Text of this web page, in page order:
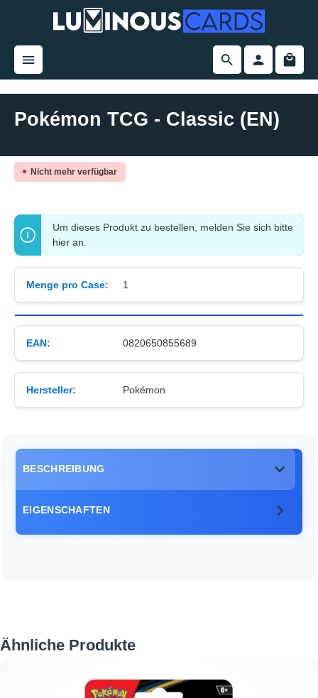
springen
Pokémon TCG - Classic (EN)
Bildergalerie überspringen
Nicht mehr verfügbar
Um dieses Produkt zu bestellen, melden Sie sich bitte
hier an.
Menge pro Case: 1
EAN: 0820650855689
Hersteller: Pokémon
BESCHREIBUNG
EIGENSCHAFTEN
Produktgalerie überspringen
Ähnliche Produkte